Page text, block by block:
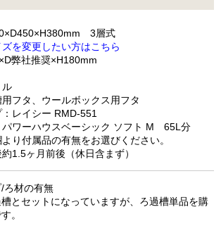
3層式
を変更したい方はこちら
弊社推奨×H180mm
ル
用フタ、ウールボックス用フタ
：レイシー RMD-551
パワーハウスベーシック ソフト M 65L分
り付属品の有無をお選びください。
1.5ヶ月前後（休日含まず）
ろ材の有無
とセットになっていますが、ろ過槽単品を購
。